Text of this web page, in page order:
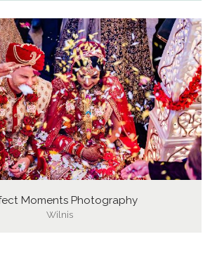
Moments Photography
Wilnis